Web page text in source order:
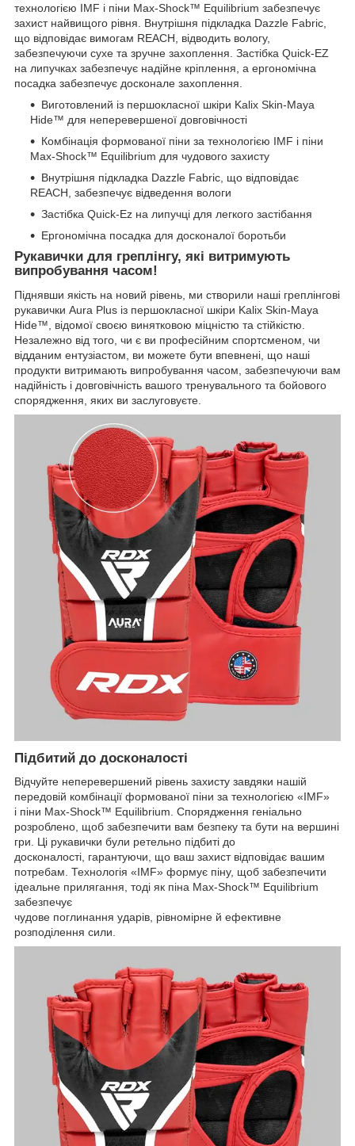
технологією IMF і піни Max-Shock™ Equilibrium забезпечує
захист найвищого рівня. Внутрішня підкладка Dazzle Fabric,
що відповідає вимогам REACH, відводить вологу,
забезпечуючи сухе та зручне захоплення. Застібка Quick-EZ
на липучках забезпечує надійне кріплення, а ергономічна
посадка забезпечує досконале захоплення.
Виготовлений із першокласної шкіри Kalix Skin-Maya
Hide™ для неперевершеної довговічності
Комбінація формованої піни за технологією IMF і піни
Max-Shock™ Equilibrium для чудового захисту
Внутрішня підкладка Dazzle Fabric, що відповідає
REACH, забезпечує відведення вологи
Застібка Quick-Ez на липучці для легкого застібання
Ергономічна посадка для досконалої боротьби
Рукавички для греплінгу, які витримують
випробування часом!
Піднявши якість на новий рівень, ми створили наші греплінгові
рукавички Aura Plus із першокласної шкіри Kalix Skin-Maya
Hide™, відомої своєю винятковою міцністю та стійкістю.
Незалежно від того, чи є ви професійним спортсменом, чи
відданим ентузіастом, ви можете бути впевнені, що наші
продукти витримають випробування часом, забезпечуючи вам
надійність і довговічність вашого тренувального та бойового
спорядження, яких ви заслуговуєте.
Підбитий до досконалості
Відчуйте неперевершений рівень захисту завдяки нашій
передовій комбінації формованої піни за технологією «IMF»
і піни Max-Shock™ Equilibrium. Спорядження геніально
розроблено, щоб забезпечити вам безпеку та бути на вершині
гри. Ці рукавички були ретельно підбиті до
досконалості, гарантуючи, що ваш захист відповідає вашим
потребам. Технологія «IMF» формує піну, щоб забезпечити
ідеальне прилягання, тоді як піна Max-Shock™ Equilibrium
забезпечує
чудове поглинання ударів, рівномірне й ефективне
розподілення сили.